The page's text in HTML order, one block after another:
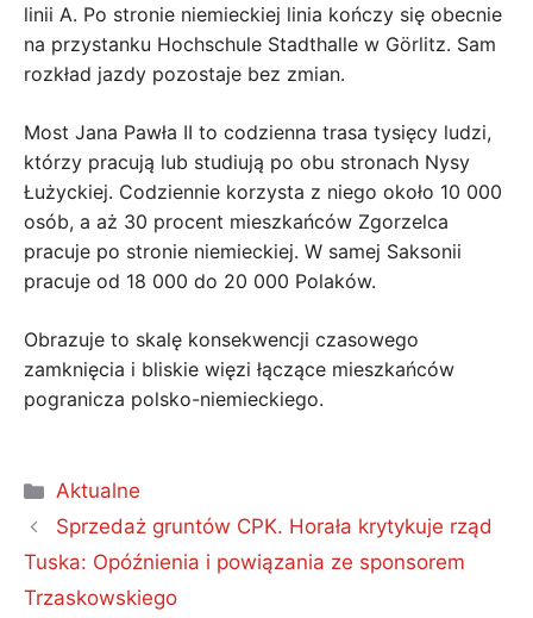
linii A. Po stronie niemieckiej linia kończy się obecnie
na przystanku Hochschule Stadthalle w Görlitz. Sam
rozkład jazdy pozostaje bez zmian.
Most Jana Pawła II to codzienna trasa tysięcy ludzi,
którzy pracują lub studiują po obu stronach Nysy
Łużyckiej. Codziennie korzysta z niego około 10 000
osób, a aż 30 procent mieszkańców Zgorzelca
pracuje po stronie niemieckiej. W samej Saksonii
pracuje od 18 000 do 20 000 Polaków.
Obrazuje to skalę konsekwencji czasowego
zamknięcia i bliskie więzi łączące mieszkańców
pogranicza polsko-niemieckiego.
Kategorie
Aktualne
Sprzedaż gruntów CPK. Horała krytykuje rząd
Tuska: Opóźnienia i powiązania ze sponsorem
Trzaskowskiego